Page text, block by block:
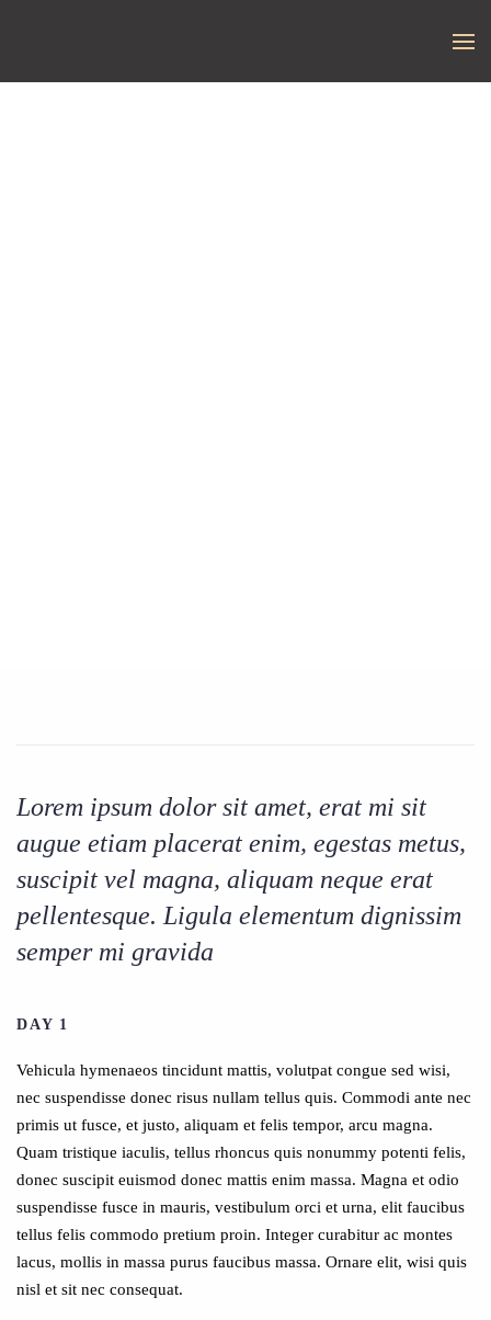
Lorem ipsum dolor sit amet, erat mi sit
augue etiam placerat enim, egestas metus,
suscipit vel magna, aliquam neque erat
pellentesque. Ligula elementum dignissim
semper mi gravida
DAY 1
Vehicula hymenaeos tincidunt mattis, volutpat congue sed wisi,
nec suspendisse donec risus nullam tellus quis. Commodi ante nec
primis ut fusce, et justo, aliquam et felis tempor, arcu magna.
Quam tristique iaculis, tellus rhoncus quis nonummy potenti felis,
donec suscipit euismod donec mattis enim massa. Magna et odio
suspendisse fusce in mauris, vestibulum orci et urna, elit faucibus
tellus felis commodo pretium proin. Integer curabitur ac montes
lacus, mollis in massa purus faucibus massa. Ornare elit, wisi quis
nisl et sit nec consequat.